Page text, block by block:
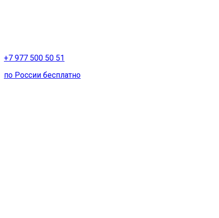
+7 977 500 50 51
по России бесплатно